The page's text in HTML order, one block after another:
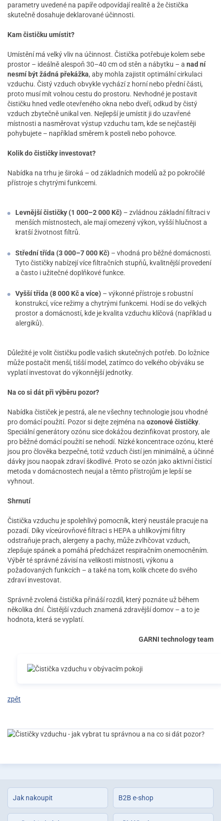
parametry uvedené na papíře odpovídají realitě a že čistička
skutečně dosahuje deklarované účinnosti.
Kam čističku umístit?
Umístění má velký vliv na účinnost. Čistička potřebuje kolem sebe
prostor – ideálně alespoň 30–40 cm od stěn a nábytku – a nad ní
nesmí být žádná překážka, aby mohla zajistit optimální cirkulaci
vzduchu. Čistý vzduch obvykle vychází z horní nebo přední části,
proto musí mít volnou cestu do prostoru. Nevhodné je postavit
čističku hned vedle otevřeného okna nebo dveří, odkud by čistý
vzduch zbytečně unikal ven. Nejlepší je umístit ji do uzavřené
místnosti a nasměrovat výstup vzduchu tam, kde se nejčastěji
pohybujete – například směrem k posteli nebo pohovce.
Kolik do čističky investovat?
Nabídka na trhu je široká – od základních modelů až po pokročilé
přístroje s chytrými funkcemi.
Levnější čističky (1 000–2 000 Kč) – zvládnou základní filtraci v
menších místnostech, ale mají omezený výkon, vyšší hlučnost a
kratší životnost filtrů.
Střední třída (3 000–7 000 Kč) – vhodná pro běžné domácnosti.
Tyto čističky nabízejí více filtračních stupňů, kvalitnější provedení
a často i užitečné doplňkové funkce.
Vyšší třída (8 000 Kč a více) – výkonné přístroje s robustní
konstrukcí, více režimy a chytrými funkcemi. Hodí se do velkých
prostor a domácností, kde je kvalita vzduchu klíčová (například u
alergiků).
Důležité je volit čističku podle vašich skutečných potřeb. Do ložnice
může postačit menší, tišší model, zatímco do velkého obýváku se
vyplatí investovat do výkonnější jednotky.
Na co si dát při výběru pozor?
Nabídka čističek je pestrá, ale ne všechny technologie jsou vhodné
pro domácí použití. Pozor si dejte zejména na ozonové čističky.
Speciální generátory ozónu sice dokážou dezinfikovat prostory, ale
pro běžné domácí použití se nehodí. Nízké koncentrace ozónu, které
jsou pro člověka bezpečné, totiž vzduch čistí jen minimálně, a účinné
dávky jsou naopak zdraví škodlivé. Proto se ozón jako aktivní čisticí
metoda v domácnostech neujal a těmto přístrojům je lepší se
vyhnout.
Shrnutí
Čistička vzduchu je spolehlivý pomocník, který neustále pracuje na
pozadí. Díky víceúrovňové filtraci s HEPA a uhlíkovými filtry
odstraňuje prach, alergeny a pachy, může zvlhčovat vzduch,
zlepšuje spánek a pomáhá předcházet respiračním onemocněním.
Výběr té správné závisí na velikosti místnosti, výkonu a
požadovaných funkcích – a také na tom, kolik chcete do svého
zdraví investovat.
Správně zvolená čistička přináší rozdíl, který poznáte už během
několika dní. Čistější vzduch znamená zdravější domov – a to je
hodnota, která se vyplatí.
GARNI technology team
zpět
Jak nakoupit B2B e-shop